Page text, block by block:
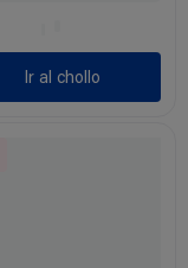
Ir al chollo